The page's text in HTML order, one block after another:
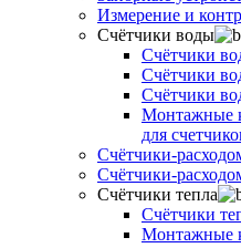
Измерение и
Счётчики воды
Счётчики
Счётчики
Счётчики
Монтажные
для
Счётчики-
Счётчики-
Счётчики тепла
Счётчики
Монтажные